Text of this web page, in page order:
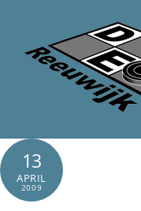
content
13
APRIL
2009